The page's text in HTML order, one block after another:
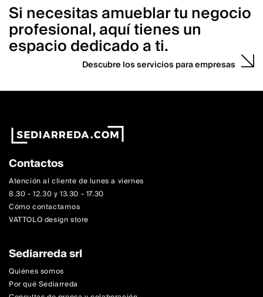
Si necesitas amueblar tu negocio
profesional, aquí tienes un
espacio dedicado a ti.
Descubre los servicios para empresas
Contactos
Atención al cliente de lunes a viernes
8.30 - 12.30 y 13.30 - 17.30
Cómo contactarnos
VATTOLO design store
Sediarreda srl
Quiénes somos
Por qué Sediarreda